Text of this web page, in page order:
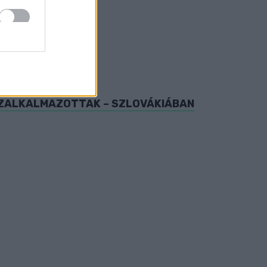
– SZLOVÁKIÁBAN